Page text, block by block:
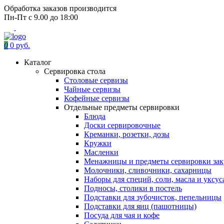
Обработка заказов производится
Пн-Пт с 9.00 до 18:00
0 0 руб.
Каталог
Сервировка стола
Столовые сервизы
Чайные сервизы
Кофейные сервизы
Отдельные предметы сервировки
Блюда
Доски сервировочные
Креманки, розетки, дозы
Кружки
Масленки
Менажницы и предметы сервировки
Молочники, сливочники, сахарницы
Наборы для специй, соли, масла и
Подносы, столики в постель
Подставки для зубочисток, пепельницы
Подставки для яиц (пашотницы)
Посуда для чая и кофе